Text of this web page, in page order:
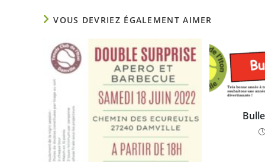
VOUS DEVRIEZ ÉGALEMENT AIMER